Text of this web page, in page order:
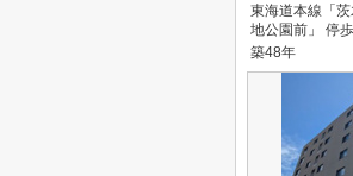
東海道本線「
地公園前」 停
築48年